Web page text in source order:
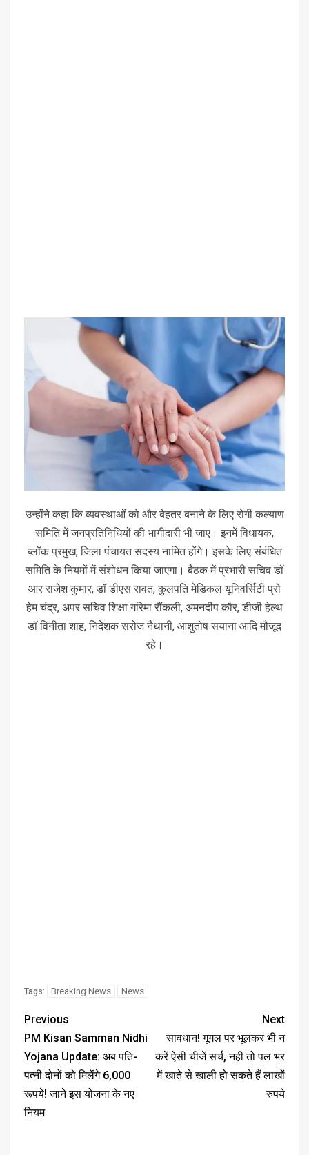
उन्होंने कहा कि व्यवस्थाओं को और बेहतर बनाने के लिए रोगी कल्याण
समिति में जनप्रतिनिधियों की भागीदारी भी जाए। इनमें विधायक,
ब्लॉक प्रमुख, जिला पंचायत सदस्य नामित होंगे। इसके लिए संबंधित
समिति के नियमों में संशोधन किया जाएगा। बैठक में प्रभारी सचिव डॉ
आर राजेश कुमार, डॉ डीएस रावत, कुलपति मेडिकल यूनिवर्सिटी प्रो
हेम चंद्र, अपर सचिव शिक्षा गरिमा रौंकली, अमनदीप कौर, डीजी हेल्थ
डॉ विनीता शाह, निदेशक सरोज नैथानी, आशुतोष सयाना आदि मौजूद
रहे।
Tags: Breaking News News
Previous
PM Kisan Samman Nidhi
Yojana Update: अब पति-
पत्नी दोनों को मिलेंगे 6,000
रूपये! जाने इस योजना के नए
नियम
Next
सावधान! गूगल पर भूलकर भी न
करें ऐसी चीजें सर्च, नही तो पल भर
में खाते से खाली हो सकते हैं लाखों
रुपये